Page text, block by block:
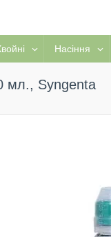
Насіння
мл., Syngenta